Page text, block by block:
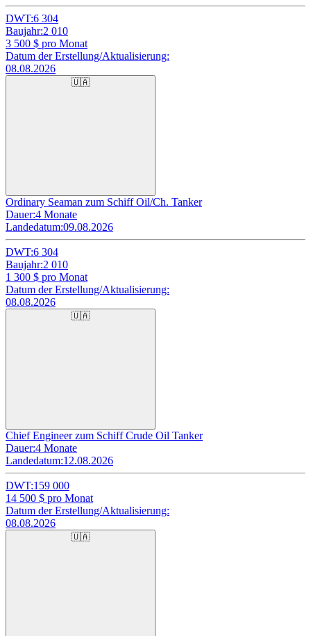
DWT:6 304
Baujahr:2 010
3 500 $ pro Monat
Datum der Erstellung/Aktualisierung:
08.08.2026
🇺🇦
Ordinary Seaman zum Schiff Oil/Ch. Tanker
Dauer:4 Monate
Landedatum:09.08.2026
DWT:6 304
Baujahr:2 010
1 300 $ pro Monat
Datum der Erstellung/Aktualisierung:
08.08.2026
🇺🇦
Chief Engineer zum Schiff Crude Oil Tanker
Dauer:4 Monate
Landedatum:12.08.2026
DWT:159 000
14 500 $ pro Monat
Datum der Erstellung/Aktualisierung:
08.08.2026
🇺🇦